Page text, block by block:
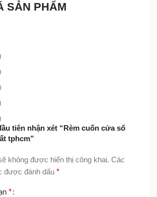
SẢN PHẨM
tiên nhận xét “Rèm cuốn cửa sổ
tphcm”
không được hiển thị công khai. Các
được đánh dấu *
*